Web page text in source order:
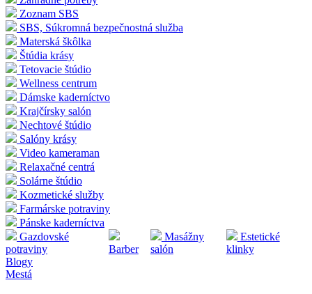
Zoznam SBS
SBS, Súkromná bezpečnostná služba
Materská škôlka
Štúdia krásy
Tetovacie štúdio
Wellness centrum
Dámske kaderníctvo
Krajčírsky salón
Nechtové štúdio
Salóny krásy
Video kameraman
Relaxačné centrá
Solárne štúdio
Kozmetické služby
Farmárske potraviny
Pánske kaderníctva
Gazdovské
potraviny
Barber
Masážny
salón
Estetické
klinky
Blogy
Mestá